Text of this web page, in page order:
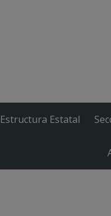
Estructura Estatal